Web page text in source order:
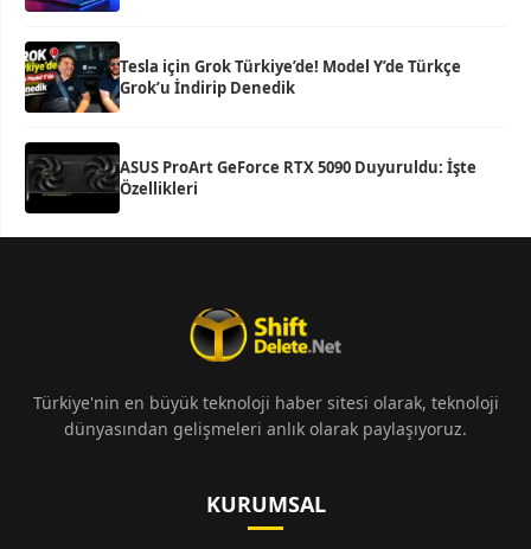
Tesla için Grok Türkiye’de! Model Y’de Türkçe
Grok’u İndirip Denedik
ASUS ProArt GeForce RTX 5090 Duyuruldu: İşte
Özellikleri
Türkiye'nin en büyük teknoloji haber sitesi olarak, teknoloji
dünyasından gelişmeleri anlık olarak paylaşıyoruz.
KURUMSAL